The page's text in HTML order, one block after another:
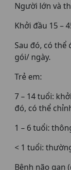
Người lớn và
Khởi đầu 15 –
Sau đó, có thể
gói/ ngày.
Trẻ em:
7 – 14 tuổi:
đó, có thể
1 – 6 tuổi:
< 1 tuổi:
Bệnh não gan